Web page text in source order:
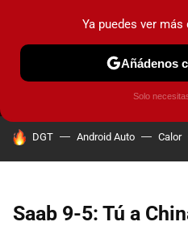
MENÚ
COCHES
HOY SE HABLA DE
DGT Android Auto Calor
Saab 9-5: Tú a
Ya puedes ver
Añádenos
Solo